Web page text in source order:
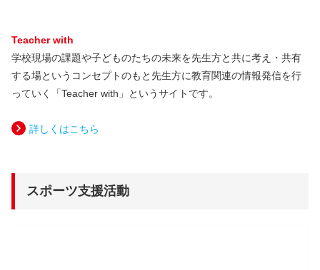
Teacher with
学校現場の課題や子どものたちの未来を先生方と共に考え・共有
する場というコンセプトのもと先生方に教育関連の情報発信を行
っていく「Teacher with」というサイトです。
詳しくはこちら
スポーツ支援活動